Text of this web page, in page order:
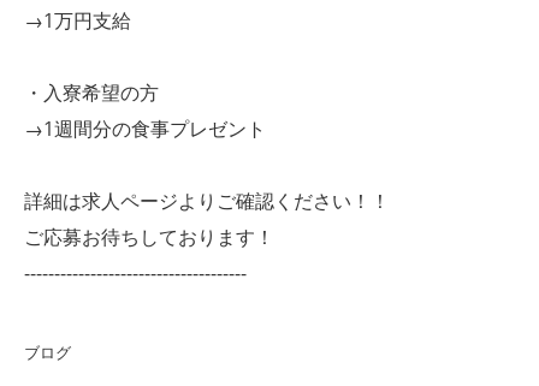
→1万円支給
・入寮希望の方
→1週間分の食事プレゼント
詳細は求人ページよりご確認ください！！
ご応募お待ちしております！
-------------------------------------
ブログ